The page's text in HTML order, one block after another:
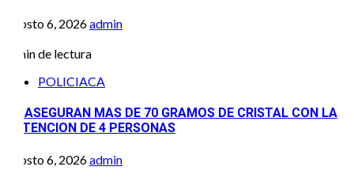
agosto 6, 2026admin
1 min de lectura
POLICIACA
SE ASEGURAN MAS DE 70 GRAMOS DE CRISTAL CON LA
DETENCION DE 4 PERSONAS
agosto 6, 2026admin